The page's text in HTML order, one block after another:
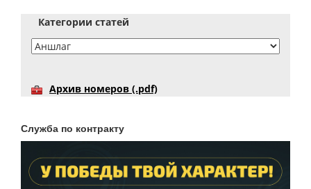
Категории статей
Архив номеров (.pdf)
Служба по контракту